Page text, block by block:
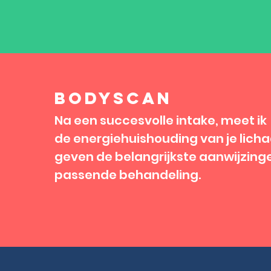
bodyscan
Na een succesvolle intake, meet ik
de energiehuishouding van je
geven de belangrijkste
passende behandeling.